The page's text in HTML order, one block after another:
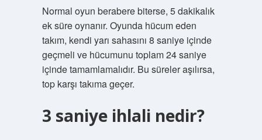
Normal oyun berabere biterse, 5 dakikalık
ek süre oynanır. Oyunda hücum eden
takım, kendi yarı sahasını 8 saniye içinde
geçmeli ve hücumunu toplam 24 saniye
içinde tamamlamalıdır. Bu süreler aşılırsa,
top karşı takıma geçer.
3 saniye ihlali nedir?